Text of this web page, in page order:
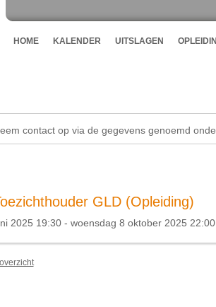
HOME KALENDER UITSLAGEN
contact op via de gegevens genoemd
GLD (Opleiding)
2025 19:30 - woensdag 8 oktober 2025 22:00